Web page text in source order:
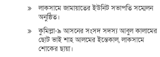
লাকসামে জামায়াতের ইউনিট সভাপতি সম্মেলন
অনুষ্ঠিত।
কুমিল্লা-৯ আসনের সংসদ সদস্য আবুল কালামের
ছোট ভাই শাহ আলমের ইন্তেকাল, লাকসামে
শোকের ছায়া।